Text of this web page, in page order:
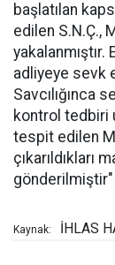
başlatılan
edilen S.N.Ç.,
adliyeye sevk
Savcılığınca
kontrol tedbiri
tespit edilen
çıkarıldıkları
Kaynak: İHLAS